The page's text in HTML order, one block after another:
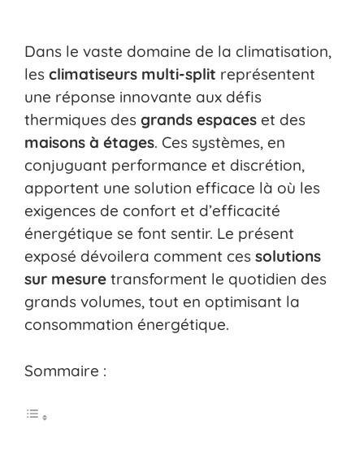
Dans le vaste domaine de la climatisation,
les climatiseurs multi-split représentent
une réponse innovante aux défis
thermiques des grands espaces et des
maisons à étages. Ces systèmes, en
conjuguant performance et discrétion,
apportent une solution efficace là où les
exigences de confort et d’efficacité
énergétique se font sentir. Le présent
exposé dévoilera comment ces solutions
sur mesure transforment le quotidien des
grands volumes, tout en optimisant la
consommation énergétique.
Sommaire :